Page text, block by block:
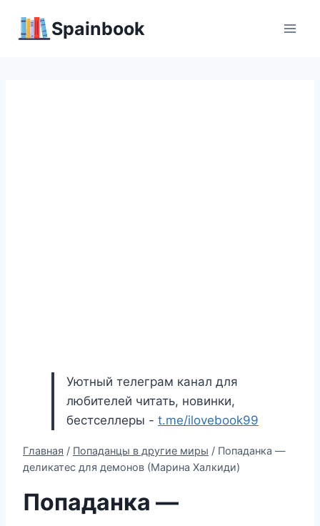
Spainbook
Уютный телеграм канал для
любителей читать, новинки,
бестселлеры - t.me/ilovebook99
Главная / Попаданцы в другие миры / Попаданка —
деликатес для демонов (Марина Халкиди)
Попаданка —